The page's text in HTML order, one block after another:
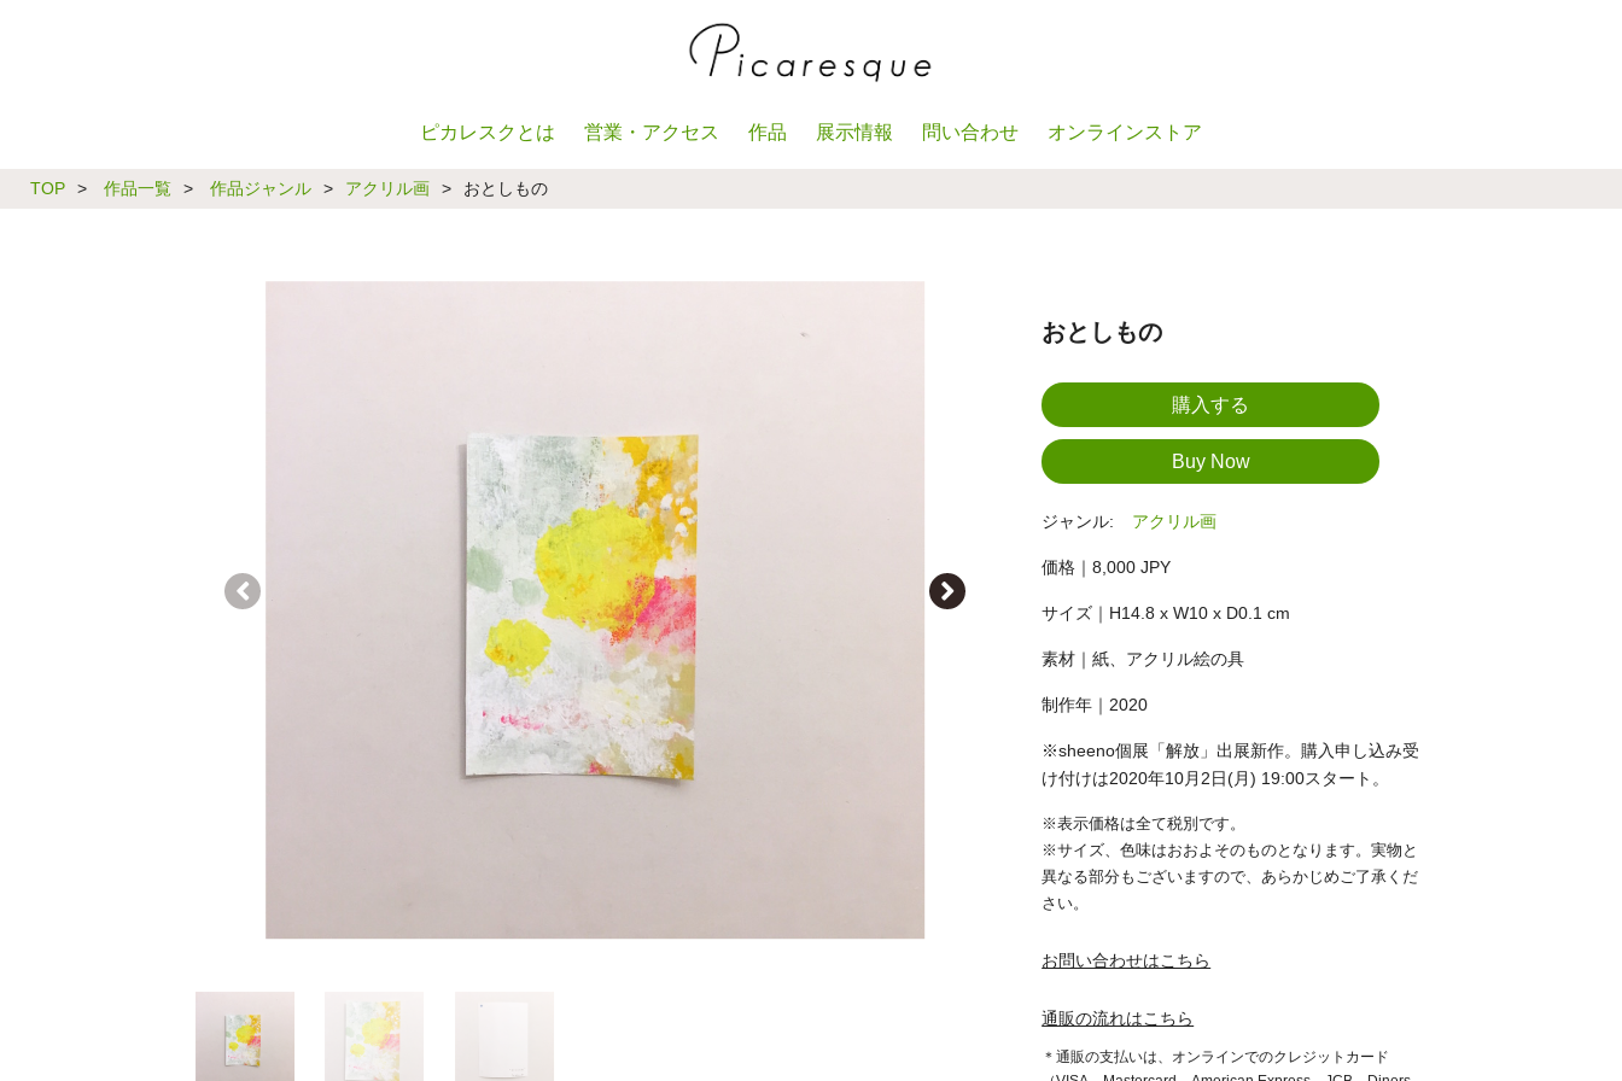
ピカレスクとは 営業・アクセス 作品 展示情報 問い合わせ オンラインストア
TOP > 作品一覧 > 作品ジャンル > アクリル画 > おとしもの
おとしもの
ジャンル: アクリル画
価格｜8,000 JPY
サイズ｜H14.8 x W10 x D0.1 cm
‪素材｜紙、アクリル絵の具
‪制作年｜2020
※sheeno個展「解放」出展新作。購入申し込み受
け付けは2020年10月2日(月) 19:00スタート。
※表示価格は全て税別です。
※サイズ、色味はおおよそのものとなります。実物と
異なる部分もございますので、あらかじめご了承くだ
さい。
お問い合わせはこちら
通販の流れはこちら
＊通販の支払いは、オンラインでのクレジットカード